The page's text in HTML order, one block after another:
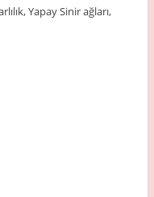
Yapay Sinir ağları,